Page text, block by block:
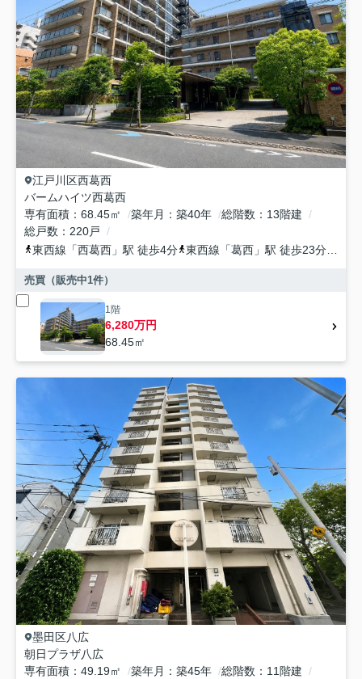
江戸川区西葛西
バームハイツ西葛西
専有面積
68.45㎡ 築年月 築40年 総階数
13階建
総戸数
220戸
東西線 「西葛西 」駅 徒歩4分 東西線 「葛西 」駅 徒歩23分
売買（販売中1件）
1階
6,280万円
68.45㎡
墨田区八広
朝日プラザ八広
専有面積
49.19㎡ 築年月 築45年 総階数
11階建